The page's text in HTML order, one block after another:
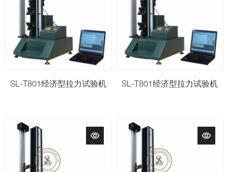
SL-T801经济型拉力试验机 SL-T801经济型拉力试验机